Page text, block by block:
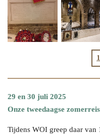
1
29 en 30 juli 2025
Onze tweedaagse
Tijdens WOI greep daar